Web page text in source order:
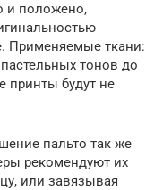
и положено,
Применяемые ткани:
тонов до
принты будут не
пальто так же
рекомендуют их
или завязывая